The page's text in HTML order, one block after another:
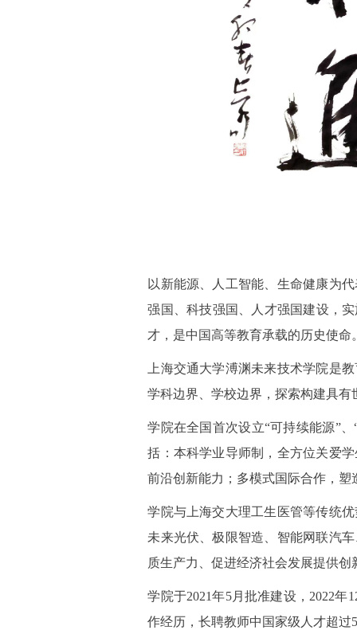
以新能源、人工智能、生命健康为
强国、科技强国、人才强国建设，
才，是中国高等教育承载的历史使命
上海交通大学溥渊未来技术学院是
学科边界、学校边界，探索构建具
学院在全国首次设立“可持续能源”
括：本科学业导师制，全方位关爱
前沿创新能力；多模式国际合作，塑
学院与上海交大理工生医管等传统
未来光伏、极限智造、智能网联汽
质生产力、促进经济社会发展提供
学院于2021年5月批准建设，2022
作经历，长聘教师中国家级人才超